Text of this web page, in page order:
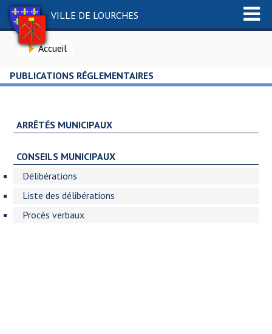
VILLE DE LOURCHES
Accueil
PUBLICATIONS RÉGLEMENTAIRES
ARRÊTÉS MUNICIPAUX
CONSEILS MUNICIPAUX
Délibérations
Liste des délibérations
Procès verbaux